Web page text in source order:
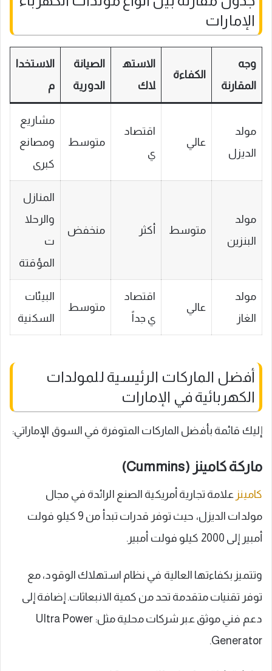
الإمارات
وجه
المقارنة
الكفاءة
الاسته
لاك
الصيانة
الدورية
الاستخدا
م
مولد
الديزل
عالي
اقتصاد
ي
متوسط
مشاريع
ومصانع
كبرى
مولد
البنزين
متوسط أكثر منخفض
المنازل
والرحلا
ت
المؤقتة
مولد
الغاز
عالي
اقتصاد
ي جداً
متوسط
البيئات
السكنية
أفضل الماركات الرئيسية للمولدات
الكهربائية في الإمارات
إليك قائمة بأفضل الماركات المتوفرة في السوق الإماراتي:
ماركة كامينز (Cummins)
كامينز علامة تجارية أمريكية الصنع الرائدة في مجال
مولدات الديزل، حيث توفر قدرات تبدأ من 9 كيلو فولت
أمبير إلى 2000 كيلو فولت أمبير.
وتتميز بكفاءتها العالية في نظام استهلاك الوقود، مع
توفر تقنيات متقدمة تحد من كمية الانبعاثات. إضافة إلى
دعم فني موثق عبر شركات محلية مثل: Ultra Power
Generator.